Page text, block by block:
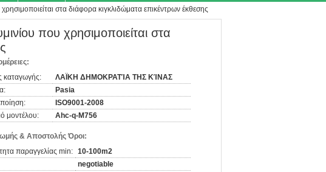
στα διάφορα κιγκλιδώματα επικέντρων έκθεσης
που χρησιμοποιείται στα
καταγωγής:
ΛΑΪΚΗ ΔΗΜΟΚΡΑΤΊΑ ΤΗΣ ΚΊΝΑΣ
Pasia
ISO9001-2008
μοντέλου:
Ahc-q-M756
& Αποστολής Όροι:
παραγγελίας min: 10-100m2
negotiable